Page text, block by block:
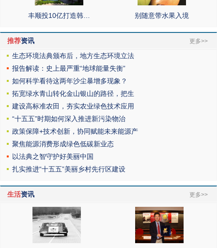
丰顺投10亿打造韩… 别随意带水果入境
推荐资讯 更多>>
生态环境法典颁布后，地方生态环境立法
报告解读：史上最严重“地球能量失衡”
如何科学看待这两年沙尘暴增多现象？
拓宽绿水青山转化金山银山的路径，把生
建设高标准农田，夯实农业绿色技术应用
“十五五”时期如何深入推进新污染物治
政策保障+技术创新，协同赋能未来能源产
聚焦能源消费形成绿色低碳新业态
以法典之智守护好美丽中国
扎实推进“十五五”美丽乡村先行区建设
生活资讯 更多>>